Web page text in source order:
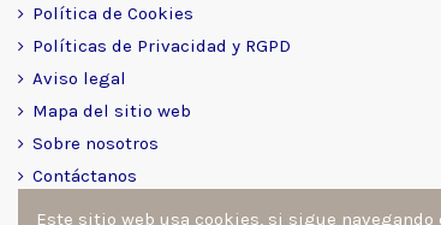
Política de Cookies
Políticas de Privacidad y RGPD
Aviso legal
Mapa del sitio web
Sobre nosotros
Contáctanos
Este sitio web usa cookies, si sigue navegando